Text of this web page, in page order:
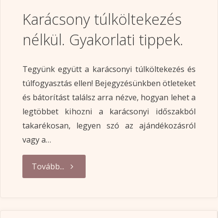
Karácsony túlköltekezés
nélkül. Gyakorlati tippek.
Tegyünk együtt a karácsonyi túlköltekezés és
túlfogyasztás ellen! Bejegyzésünkben ötleteket
és bátorítást találsz arra nézve, hogyan lehet a
legtöbbet kihozni a karácsonyi időszakból
takarékosan, legyen szó az ajándékozásról
vagy a…
Tovább... "Karácsony